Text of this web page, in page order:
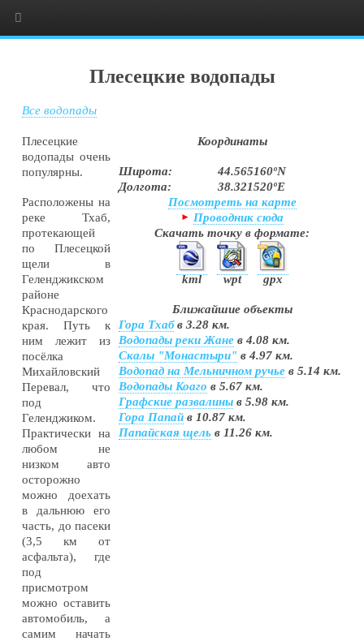
Плесецкие водопады
Все водопады
Координаты
Широта:
44.565160ºN
Долгота:
38.321520ºE
Посмотреть на карте
Проводник сюда
Скачать точку в формате:
kml wpt gpx
Ближайшие объекты
Гора Тхабв 3.28 км.
Водопады реки Жанев 4.08 км.
Скалы "Монастыри"в 4.97 км.
Водопад на Мельничном ручьев 5.14 км.
Водопады Коаго в 5.67 км.
Графские развалиныв 5.98 км.
Гора Папайв 10.87 км.
Папайская щельв 11.26 км.
Плесецкие
водопады очень
популярны.
Расположены на
реке Тхаб,
протекающей
по Плесецкой
щели в
Геленджикском
районе
Краснодарского
края. Путь к
ним лежит из
посёлка
Михайловский
Перевал, что
под
Геленджиком.
Практически на
любом не
низком авто
осторожно
можно доехать
в дальнюю его
часть, до пасеки
(3,5 км от
асфальта), где
под
присмотром
можно оставить
автомобиль, а
самим начать